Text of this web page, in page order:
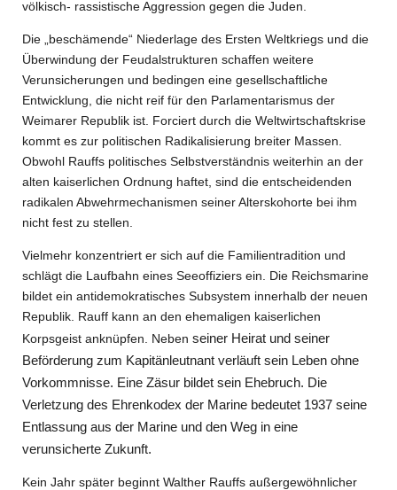
völkisch- rassistische Aggression gegen die Juden.
Die „beschämende“ Niederlage des Ersten Weltkriegs und die
Überwindung der Feudalstrukturen schaffen weitere
Verunsicherungen und bedingen eine gesellschaftliche
Entwicklung, die nicht reif für den Parlamentarismus der
Weimarer Republik ist. Forciert durch die Weltwirtschaftskrise
kommt es zur politischen Radikalisierung breiter Massen.
Obwohl Rauffs politisches Selbstverständnis weiterhin an der
alten kaiserlichen Ordnung haftet, sind die entscheidenden
radikalen Abwehrmechanismen seiner Alterskohorte bei ihm
nicht fest zu stellen.
Vielmehr konzentriert er sich auf die Familientradition und
schlägt die Laufbahn eines Seeoffiziers ein. Die Reichsmarine
bildet ein antidemokratisches Subsystem innerhalb der neuen
Republik. Rauff kann an den ehemaligen kaiserlichen
Korpsgeist anknüpfen. Neben seiner Heirat und seiner
Beförderung zum Kapitänleutnant verläuft sein Leben ohne
Vorkommnisse. Eine Zäsur bildet sein Ehebruch. Die
Verletzung des Ehrenkodex der Marine bedeutet 1937 seine
Entlassung aus der Marine und den Weg in eine
verunsicherte Zukunft.
Kein Jahr später beginnt Walther Rauffs außergewöhnlicher